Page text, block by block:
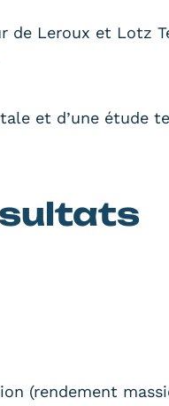
Leroux et Lotz
et d’une étude
(rendement